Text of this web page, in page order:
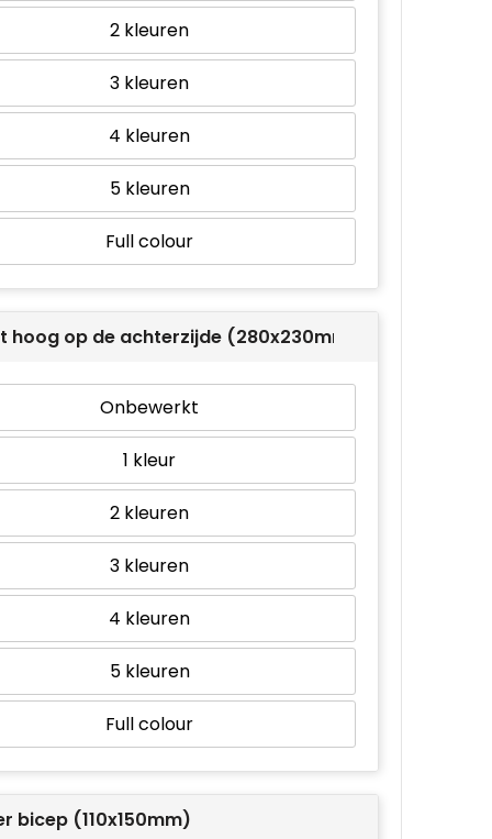
2
3
4
5
Full colour
hoog op de achterzijde (280x230mm)
Onbewerkt
1
2
3
4
5
Full colour
bicep (110x150mm)